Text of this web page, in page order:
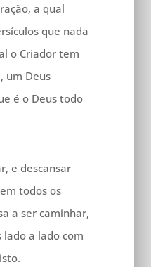
a qual
que nada
o Criador tem
um Deus
é o Deus todo
e descansar
todos os
a ser caminhar,
a lado com